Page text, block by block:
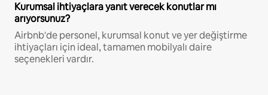
Kurumsal ihtiyaçlara yanıt verecek konutlar mı
arıyorsunuz?
Airbnb'de personel, kurumsal konut ve yer değiştirme
ihtiyaçları için ideal, tamamen mobilyalı daire
seçenekleri vardır.